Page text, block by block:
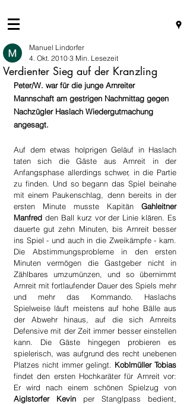
Verdienter Sieg auf der Kranzling
Manuel Lindorfer
4. Okt. 2010 3 Min. Lesezeit
Peter/W. war für die junge Arnreiter
Mannschaft am gestrigen Nachmittag gegen
Nachzügler Haslach Wiedergutmachung
angesagt.
Auf dem etwas holprigen Geläuf in Haslach
taten sich die Gäste aus Arnreit in der
Anfangsphase allerdings schwer, in die Partie
zu finden. Und so begann das Spiel beinahe
mit einem Paukenschlag, denn bereits in der
ersten Minute musste Kapitän Gahleitner
Manfred den Ball kurz vor der Linie klären. Es
dauerte gut zehn Minuten, bis Arnreit besser
ins Spiel - und auch in die Zweikämpfe - kam.
Die Abstimmungsprobleme in den ersten
Minuten vermögen die Gastgeber nicht in
Zählbares umzumünzen, und so übernimmt
Arnreit mit fortlaufender Dauer des Spiels mehr
und mehr das Kommando. Haslachs
Spielweise läuft meistens auf hohe Bälle aus
der Abwehr hinaus, auf die sich Arnreits
Defensive mit der Zeit immer besser einstellen
kann. Die Gäste hingegen probieren es
spielerisch, was aufgrund des recht unebenen
Platzes nicht immer gelingt. Koblmüller Tobias
findet den ersten Hochkaräter für Arnreit vor:
Aiglstorfer Kevin per Stanglpass bedient,